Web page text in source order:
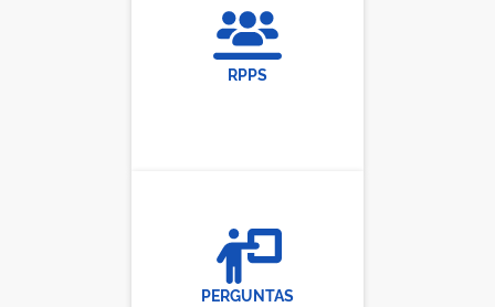
RPPS
PERGUNTAS